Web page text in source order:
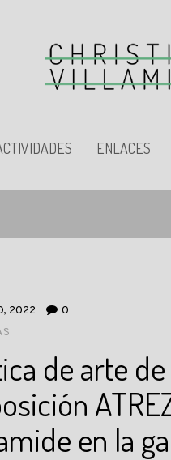
ENLACES
2022
0
de arte
en la